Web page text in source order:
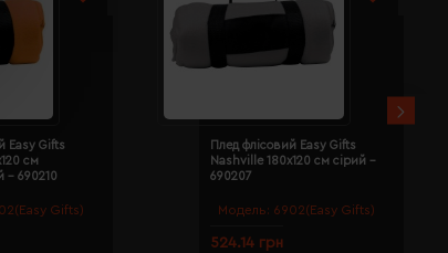
Gifts)
Easy Gifts
см
- 690210
Модель: 6902(Easy Gifts)
Плед флісовий Easy Gifts
Nashville 180х120 см сірий -
690207
524.14 грн